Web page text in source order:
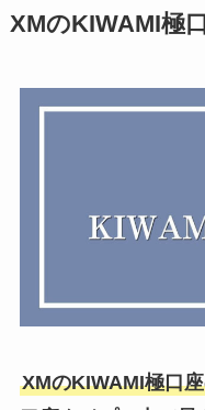
XMのKIWAMI極
XMのKIWAMI極口